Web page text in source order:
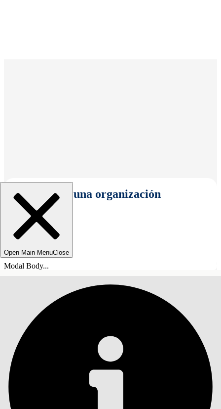
Seleccionar una organización
Open Main MenuClose
Modal Body...
ÍNDICE DE MATERIAS